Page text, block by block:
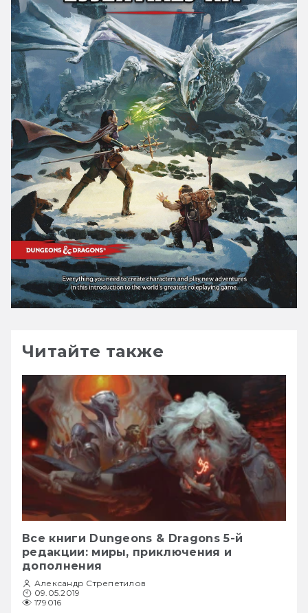
Читайте также
Все книги Dungeons & Dragons 5-й
редакции: миры, приключения и
дополнения
Александр Стрепетилов
09.05.2019
179016